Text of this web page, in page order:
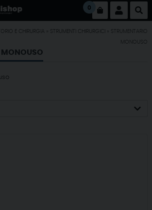
0
E CHIRURGIA STRUMENTI CHIRURGICI
STRUMENTARIO
MONOUSO
MONOUSO